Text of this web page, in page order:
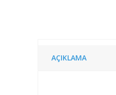
AÇIKLAMA